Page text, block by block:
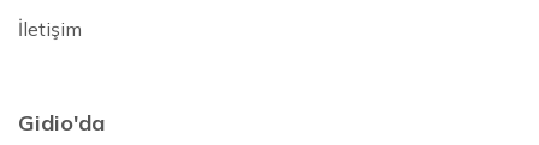
İletişim
Gidio'da